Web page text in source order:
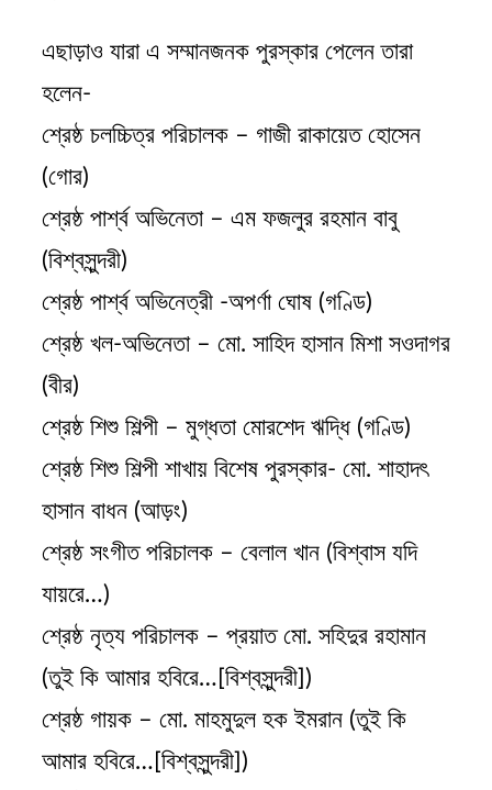
এছাড়াও যারা এ সম্মানজনক পুরস্কার পেলেন তারা
হলেন-
শ্রেষ্ঠ চলচ্চিত্র পরিচালক – গাজী রাকায়েত হোসেন
(গোর)
শ্রেষ্ঠ পার্শ্ব অভিনেতা – এম ফজলুর রহমান বাবু
(বিশ্বসুন্দরী)
শ্রেষ্ঠ পার্শ্ব অভিনেত্রী -অপর্ণা ঘোষ (গণ্ডি)
শ্রেষ্ঠ খল-অভিনেতা – মো. সাহিদ হাসান মিশা সওদাগর
(বীর)
শ্রেষ্ঠ শিশু শিল্পী – মুগ্ধতা মোরশেদ ঋদ্ধি (গণ্ডি)
শ্রেষ্ঠ শিশু শিল্পী শাখায় বিশেষ পুরস্কার- মো. শাহাদৎ
হাসান বাধন (আড়ং)
শ্রেষ্ঠ সংগীত পরিচালক – বেলাল খান (বিশ্বাস যদি
যায়রে…)
শ্রেষ্ঠ নৃত্য পরিচালক – প্রয়াত মো. সহিদুর রহামান
(তুই কি আমার হবিরে…[বিশ্বসুন্দরী])
শ্রেষ্ঠ গায়ক – মো. মাহমুদুল হক ইমরান (তুই কি
আমার হবিরে…[বিশ্বসুন্দরী])